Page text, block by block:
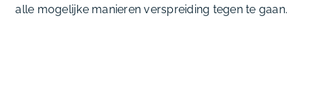
alle mogelijke manieren verspreiding tegen te gaan.